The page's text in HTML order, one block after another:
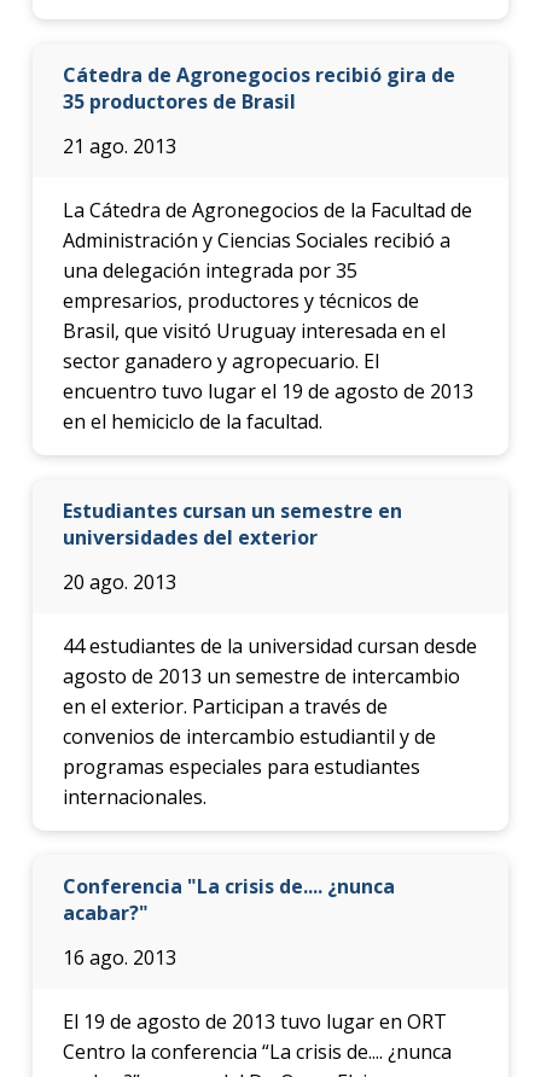
Cátedra de Agronegocios recibió gira de
35 productores de Brasil
21 ago. 2013
La Cátedra de Agronegocios de la Facultad de
Administración y Ciencias Sociales recibió a
una delegación integrada por 35
empresarios, productores y técnicos de
Brasil, que visitó Uruguay interesada en el
sector ganadero y agropecuario. El
encuentro tuvo lugar el 19 de agosto de 2013
en el hemiciclo de la facultad.
Estudiantes cursan un semestre en
universidades del exterior
20 ago. 2013
44 estudiantes de la universidad cursan desde
agosto de 2013 un semestre de intercambio
en el exterior. Participan a través de
convenios de intercambio estudiantil y de
programas especiales para estudiantes
internacionales.
Conferencia "La crisis de.... ¿nunca
acabar?"
16 ago. 2013
El 19 de agosto de 2013 tuvo lugar en ORT
Centro la conferencia “La crisis de.... ¿nunca